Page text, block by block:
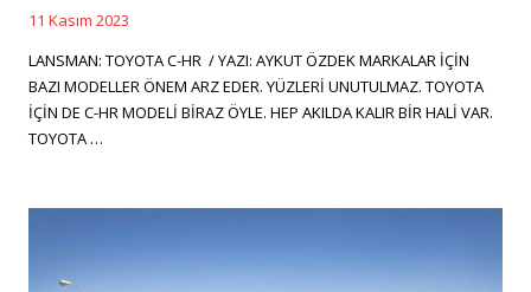
Posted
on
11 Kasım 2023
LANSMAN: TOYOTA C-HR / YAZI: AYKUT ÖZDEK MARKALAR İÇİN
BAZI MODELLER ÖNEM ARZ EDER. YÜZLERİ UNUTULMAZ. TOYOTA
İÇİN DE C-HR MODELİ BİRAZ ÖYLE. HEP AKILDA KALIR BİR HALİ VAR.
TOYOTA …